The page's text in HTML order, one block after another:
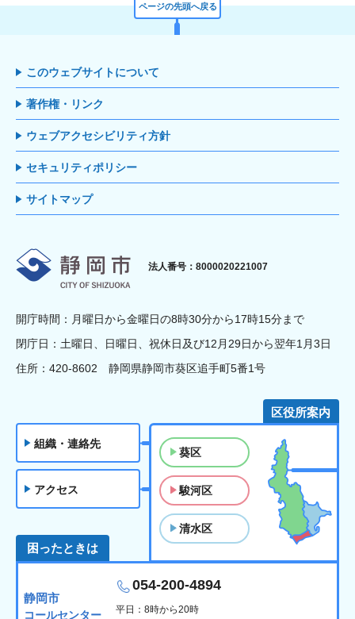
ページの先頭へ戻る
このウェブサイトについて
著作権・リンク
ウェブアクセシビリティ方針
セキュリティポリシー
サイトマップ
静岡市
法人番号：8000020221007
開庁時間：月曜日から金曜日の8時30分から17時15分まで
閉庁日：土曜日、日曜日、祝休日及び12月29日から翌年1月3日
住所：420-8602 静岡県静岡市葵区追手町5番1号
組織・連絡先
アクセス
区役所案内
葵区
駿河区
清水区
困ったときは
静岡市
コールセンター
054-200-4894
平日：8時から20時